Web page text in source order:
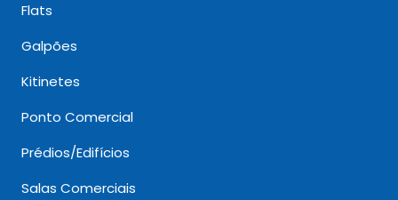
Flats
Galpões
Kitinetes
Ponto Comercial
Prédios/Edifícios
Salas Comerciais